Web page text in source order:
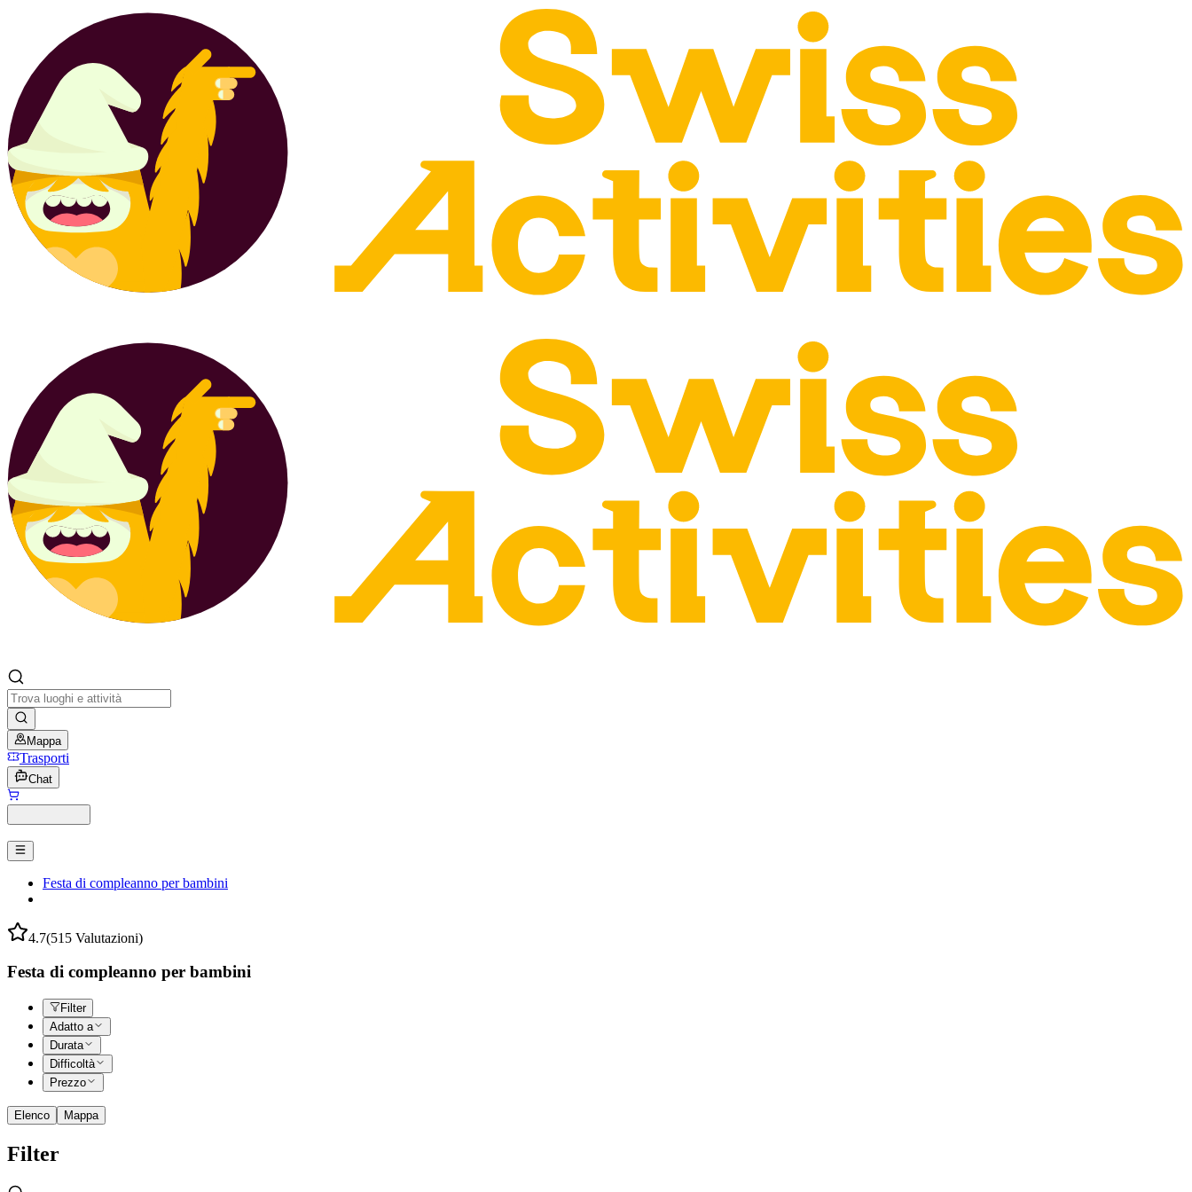
Mappa
Trasporti
Chat
Festa di compleanno per bambini
4.7(515 Valutazioni)
Festa di compleanno per bambini
Filter
Adatto a
Durata
Difficoltà
Prezzo
Elenco Mappa
Filter